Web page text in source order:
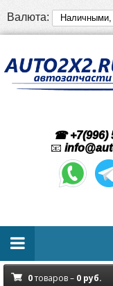
Валюта:
☎ +7(996)
📧
0товаров – 0 руб.